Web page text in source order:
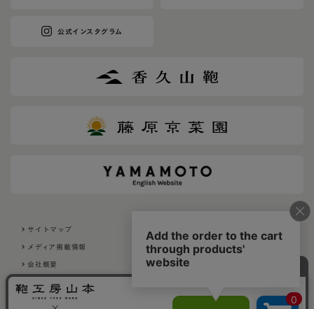
公式インスタグラム
サイトマップ
メディア掲載情報 採用について
会社概要 プライバシーポリシー